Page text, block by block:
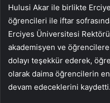
Hulusi Akar ile birlikte
öğrencileri ile iftar
Erciyes Üniversitesi
akademisyen ve
dolayı teşekkür ederek,
olarak daima öğrencilerin
devam edeceklerini kaydetti.